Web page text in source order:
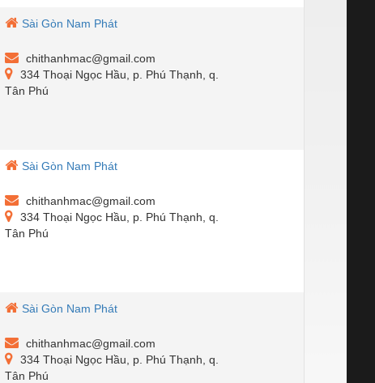
Sài Gòn Nam Phát
chithanhmac@gmail.com
334 Thoại Ngọc Hầu, p. Phú Thạnh, q.
Tân Phú
Sài Gòn Nam Phát
chithanhmac@gmail.com
334 Thoại Ngọc Hầu, p. Phú Thạnh, q.
Tân Phú
Sài Gòn Nam Phát
chithanhmac@gmail.com
334 Thoại Ngọc Hầu, p. Phú Thạnh, q.
Tân Phú